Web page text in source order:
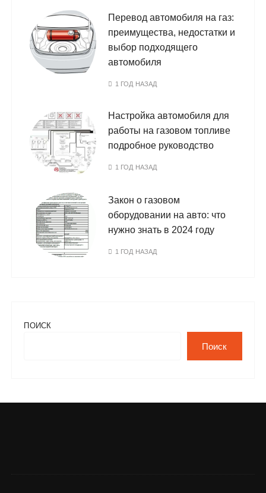
Перевод автомобиля на газ:
преимущества, недостатки и
выбор подходящего
автомобиля
1 ГОД НАЗАД
Настройка автомобиля для
работы на газовом топливе
подробное руководство
1 ГОД НАЗАД
Закон о газовом
оборудовании на авто: что
нужно знать в 2024 году
1 ГОД НАЗАД
ПОИСК
Поиск